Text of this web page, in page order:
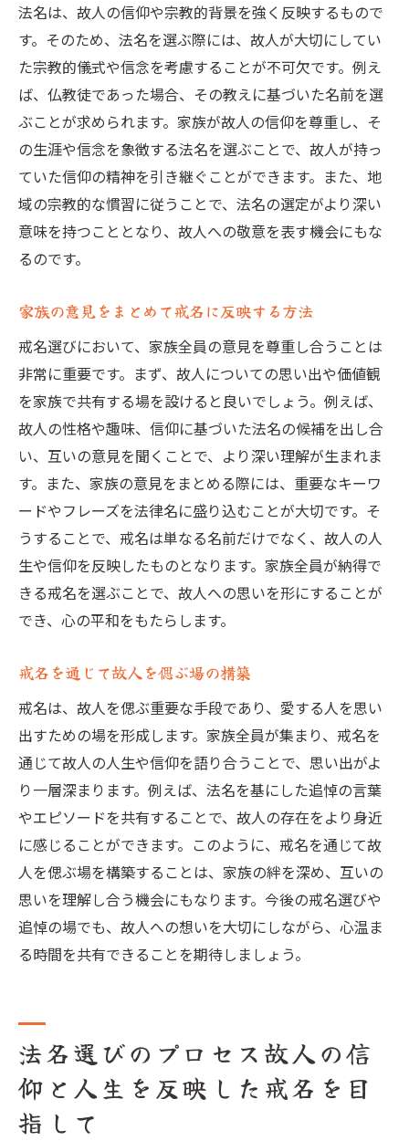
法名は、故人の信仰や宗教的背景を強く反映するもので
す。そのため、法名を選ぶ際には、故人が大切にしてい
た宗教的儀式や信念を考慮することが不可欠です。例え
ば、仏教徒であった場合、その教えに基づいた名前を選
ぶことが求められます。家族が故人の信仰を尊重し、そ
の生涯や信念を象徴する法名を選ぶことで、故人が持っ
ていた信仰の精神を引き継ぐことができます。また、地
域の宗教的な慣習に従うことで、法名の選定がより深い
意味を持つこととなり、故人への敬意を表す機会にもな
るのです。
家族の意見をまとめて戒名に反映する方法
戒名選びにおいて、家族全員の意見を尊重し合うことは
非常に重要です。まず、故人についての思い出や価値観
を家族で共有する場を設けると良いでしょう。例えば、
故人の性格や趣味、信仰に基づいた法名の候補を出し合
い、互いの意見を聞くことで、より深い理解が生まれま
す。また、家族の意見をまとめる際には、重要なキーワ
ードやフレーズを法律名に盛り込むことが大切です。そ
うすることで、戒名は単なる名前だけでなく、故人の人
生や信仰を反映したものとなります。家族全員が納得で
きる戒名を選ぶことで、故人への思いを形にすることが
でき、心の平和をもたらします。
戒名を通じて故人を偲ぶ場の構築
戒名は、故人を偲ぶ重要な手段であり、愛する人を思い
出すための場を形成します。家族全員が集まり、戒名を
通じて故人の人生や信仰を語り合うことで、思い出がよ
り一層深まります。例えば、法名を基にした追悼の言葉
やエピソードを共有することで、故人の存在をより身近
に感じることができます。このように、戒名を通じて故
人を偲ぶ場を構築することは、家族の絆を深め、互いの
思いを理解し合う機会にもなります。今後の戒名選びや
追悼の場でも、故人への想いを大切にしながら、心温ま
る時間を共有できることを期待しましょう。
法名選びのプロセス故人の信
仰と人生を反映した戒名を目
指して